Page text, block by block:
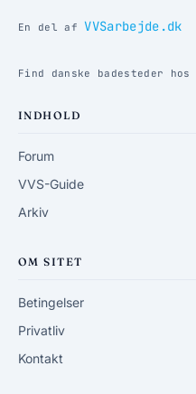
En del af VVSarbejde.dk
Find danske badesteder hos
INDHOLD
Forum
VVS-Guide
Arkiv
OM SITET
Betingelser
Privatliv
Kontakt